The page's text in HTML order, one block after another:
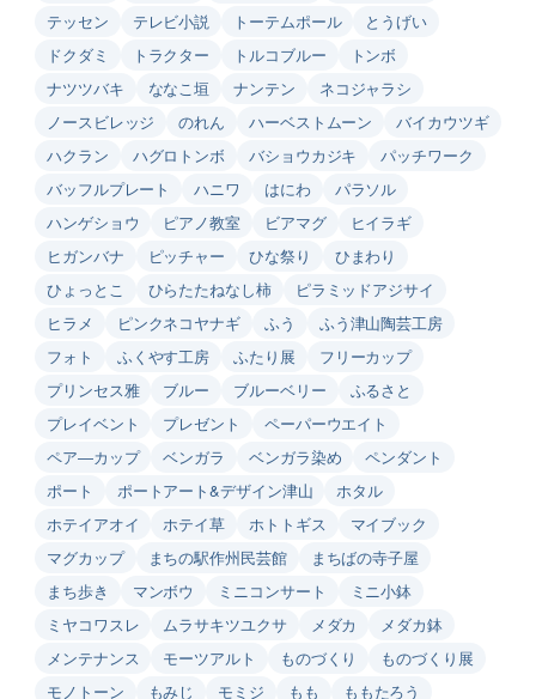
テッセン
テレビ小説 トーテムポール
とうげい
ドクダミ
トラクター トルコブルー
トンボ
ナツツバキ
ななこ垣 ナンテン
ネコジャラシ
ノースビレッジ
のれん ハーベストムーン
バイカウツギ
ハクラン
ハグロトンボ バショウカジキ
パッチワーク
バッフルプレート
ハニワ はにわ
パラソル
ハンゲショウ
ピアノ教室 ビアマグ
ヒイラギ
ヒガンバナ
ピッチャー ひな祭り
ひまわり
ひょっとこ
ひらたたねなし柿
ピラミッドアジサイ
ヒラメ
ピンクネコヤナギ ふう
ふう津山陶芸工房
フォト
ふくやす工房 ふたり展
フリーカップ
プリンセス雅
ブルー ブルーベリー
ふるさと
プレイベント
プレゼント
ペーパーウエイト
ペア―カップ
ベンガラ ベンガラ染め
ペンダント
ポート
ポートアート&デザイン津山
ホタル
ホテイアオイ
ホテイ草 ホトトギス
マイブック
マグカップ
まちの駅作州民芸館
まちばの寺子屋
まち歩き
マンボウ ミニコンサート
ミニ小鉢
ミヤコワスレ
ムラサキツユクサ メダカ
メダカ鉢
メンテナンス
モーツアルト ものづくり
ものづくり展
モノトーン
もみじ モミジ もも
ももたろう